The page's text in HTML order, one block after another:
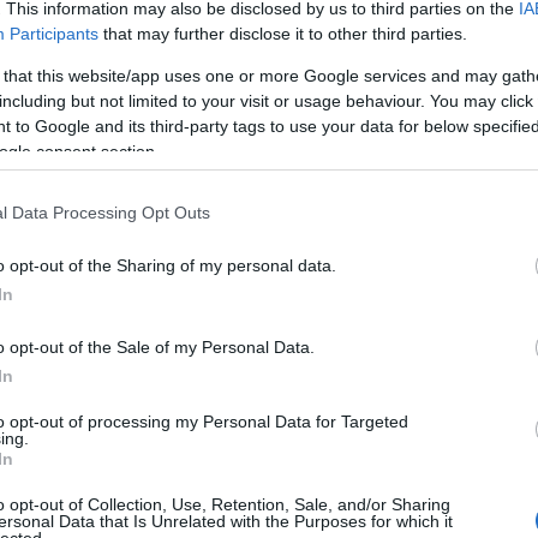
This information may also be disclosed by us to third parties on the
Participants that may further disclose it to other third parties.
that this website/app uses one or more Google services and may
but not limited to your visit or usage behaviour. You may
to Google and its third-party tags to use your data for below
consent section.
Data Processing Opt Outs
opt-out of the Sharing of my personal data.
opt-out of the Sale of my Personal Data.
opt-out of processing my Personal Data for Targeted
opt-out of Collection, Use, Retention, Sale, and/or Sharing
Data that Is Unrelated with the Purposes for which it
azzal a jelenséggel, amikor a
súlyosan más, mint amennyinek
nem hangzik rosszul, láttunk már
pár száz forintos cuccokból jó sokan be
a ruhákat, pedig ahogy olvasónk is,
n egy PC-s játékot rendeltem meg
következtében. Repülő
elterjedt és ismerős is számomra.
sajnos nem tudják nekem kiadni a
Az